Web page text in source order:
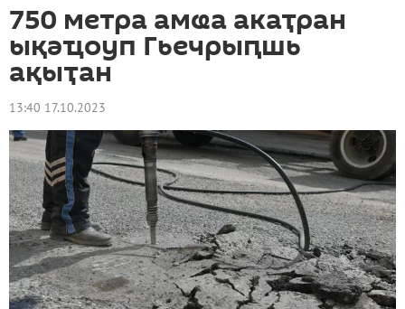
750 метра амҩа акаҭран
ықәҵоуп Гьечрыԥшь
ақыҭан
13:40 17.10.2023